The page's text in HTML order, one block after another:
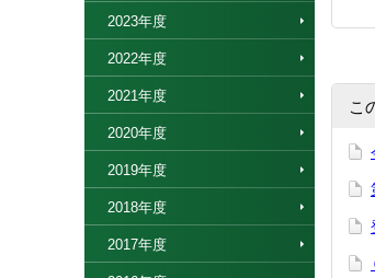
2023年度
2022年度
2021年度
2020年度
2019年度
2018年度
2017年度
こ